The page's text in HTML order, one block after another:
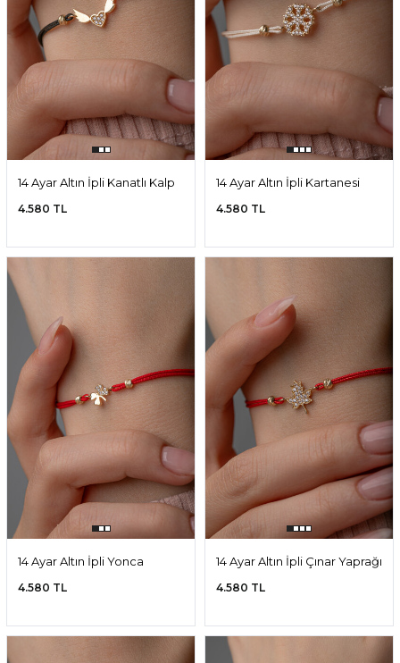
14 Ayar Altın İpli Kanatlı Kalp
4.580 TL
14 Ayar Altın İpli Kartanesi
4.580 TL
14 Ayar Altın İpli Yonca
4.580 TL
14 Ayar Altın İpli Çınar Yaprağı
4.580 TL